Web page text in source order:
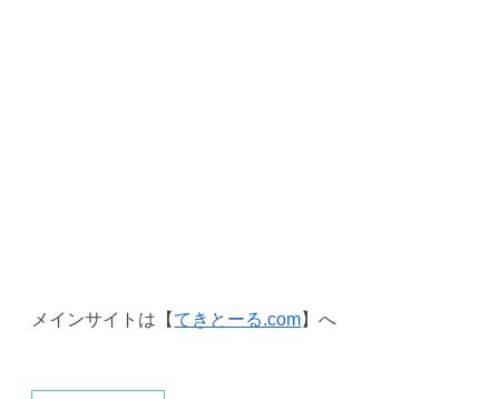
メインサイトは【てきとーる.com】へ